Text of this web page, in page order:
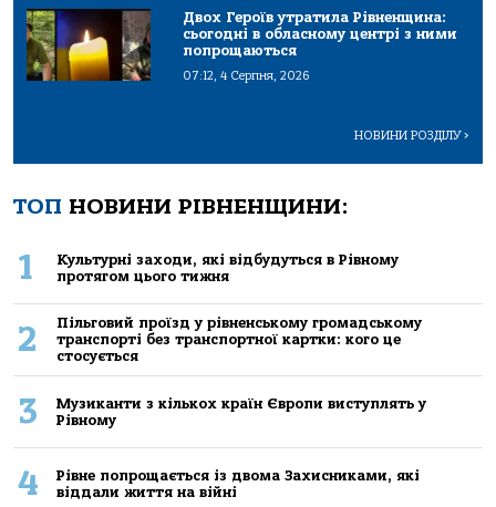
Двох Героїв утратила Рівненщина:
сьогодні в обласному центрі з ними
попрощаються
07:12, 4 Серпня, 2026
НОВИНИ РОЗДІЛУ>
ТОП НОВИНИ РІВНЕНЩИНИ:
1
Культурні заходи, які відбудуться в Рівному
протягом цього тижня
2
Пільговий проїзд у рівненському громадському
транспорті без транспортної картки: кого це
стосується
3
Музиканти з кількох країн Європи виступлять у
Рівному
4
Рівне попрощається із двома Захисниками, які
віддали життя на війні